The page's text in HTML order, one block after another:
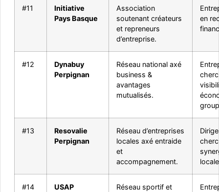
#11
Initiative
Pays Basque
Association
soutenant créateurs
et repreneurs
d’entreprise.
en
#12
Dynabuy
Perpignan
Réseau national axé
business &
avantages
mutualisés.
#13
Resovalie
Perpignan
Réseau d’entreprises
locales axé entraide
et
accompagnement.
#14
USAP
Réseau sportif et